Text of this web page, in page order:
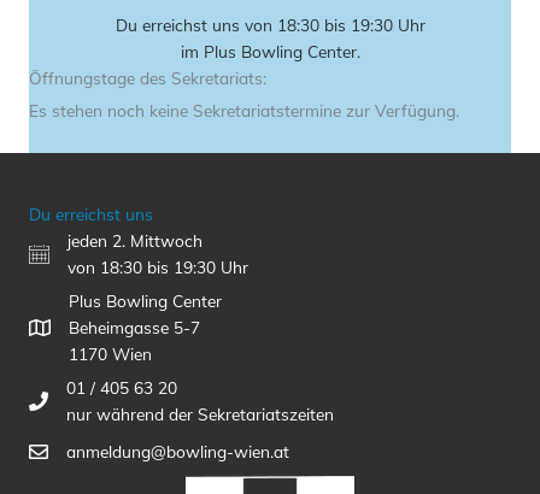
Du erreichst uns von 18:30 bis 19:30 Uhr
im Plus Bowling Center.
Öffnungstage des Sekretariats:
Es stehen noch keine Sekretariatstermine zur Verfügung.
Du erreichst uns
jeden 2. Mittwoch
von 18:30 bis 19:30 Uhr
Plus Bowling Center
Beheimgasse 5-7
1170 Wien
01 / 405 63 20
nur während der Sekretariatszeiten
anmeldung@bowling-wien.at